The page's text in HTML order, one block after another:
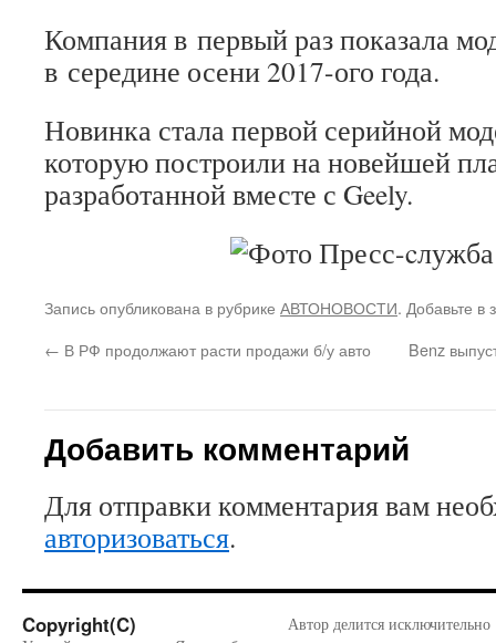
Компания в первый раз показала
в середине осени 2017-ого года.
Новинка стала первой серийной
которую построили на новейшей
разработанной вместе с Geely.
Запись опубликована в рубрике АВТОНОВОСТИ. Добавьте в
← В РФ продолжают расти продажи б/у авто Benz
Добавить комментарий
Для отправки комментария вам
авторизоваться.
Copyright(C)
Автор делится исключительно